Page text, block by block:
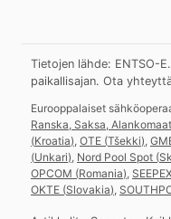
Tietojen lähde: ENTSO-
paikallisajan. Ota
Eurooppalaiset
Ranska, Saksa,
(Kroatia) OTE (Tšekki)
(Unkari) Nord Pool Spot (
OPCOM (Romania) SEEPEX
OKTE (Slovakia)